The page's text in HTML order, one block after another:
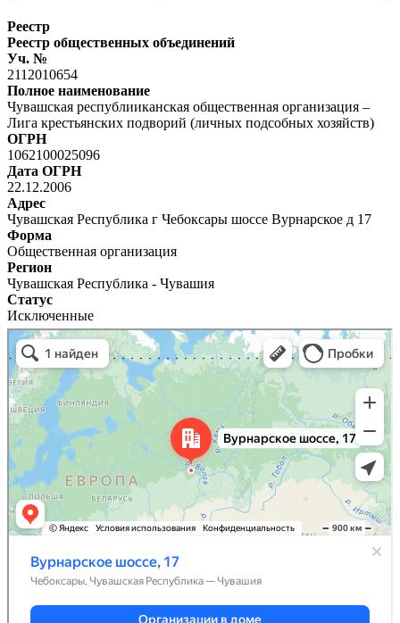
Реестр
Реестр общественных объединений
Уч. №
2112010654
Полное наименование
Чувашская республииканская общественная организация –
Лига крестьянских подворий (личных подсобных хозяйств)
ОГРН
1062100025096
Дата ОГРН
22.12.2006
Адрес
Чувашская Республика г Чебоксары шоссе Вурнарское д 17
Форма
Общественная организация
Регион
Чувашская Республика - Чувашия
Статус
Исключенные